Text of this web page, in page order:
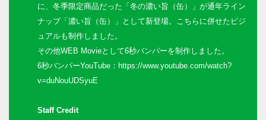
に、冬季限定商品だった「冬の濃い旨（缶）」が通年ライン
ナップ「濃い旨（缶）」として新登場。こちらに併せたビジ
ュアルも制作しました。
その他WEB Movieとして6秒バンパーを制作しました。
6秒バンパーYouTube：https://www.youtube.com/watch?
v=duNouUDSyuE
Staff Credit